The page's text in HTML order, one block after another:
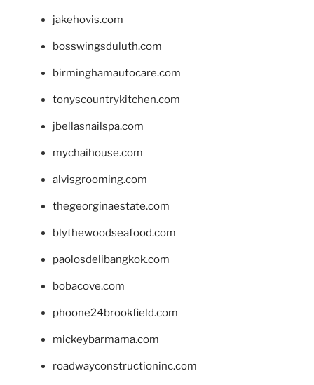
jakehovis.com
bosswingsduluth.com
birminghamautocare.com
tonyscountrykitchen.com
jbellasnailspa.com
mychaihouse.com
alvisgrooming.com
thegeorginaestate.com
blythewoodseafood.com
paolosdelibangkok.com
bobacove.com
phoone24brookfield.com
mickeybarmama.com
roadwayconstructioninc.com